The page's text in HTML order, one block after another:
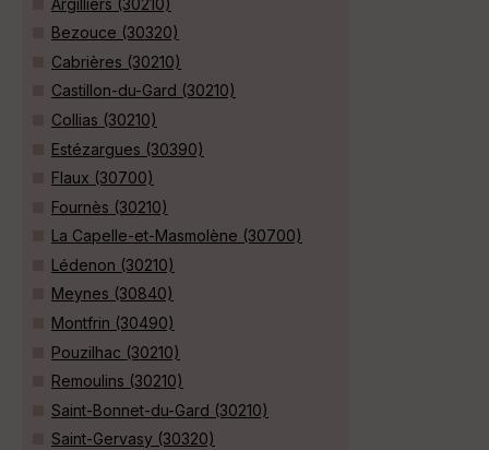
Bezouce (30320)
Cabrières (30210)
Castillon-du-Gard (30210)
Collias (30210)
Estézargues (30390)
Flaux (30700)
Fournès (30210)
La Capelle-et-Masmolène (30700)
Lédenon (30210)
Meynes (30840)
Montfrin (30490)
Pouzilhac (30210)
Remoulins (30210)
Saint-Bonnet-du-Gard (30210)
Saint-Gervasy (30320)